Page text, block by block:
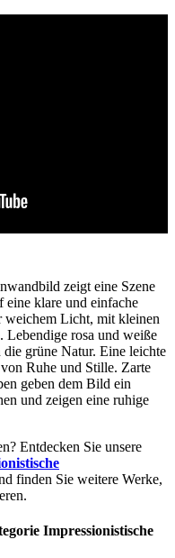
zeigt eine Szene
klare und einfache
weichem Licht, mit kleinen
Lebendige rosa und weiße
grüne Natur. Eine leichte
Ruhe und Stille. Zarte
geben dem Bild ein
und zeigen eine ruhige
Entdecken Sie unsere
finden Sie weitere Werke,
Impressionistische